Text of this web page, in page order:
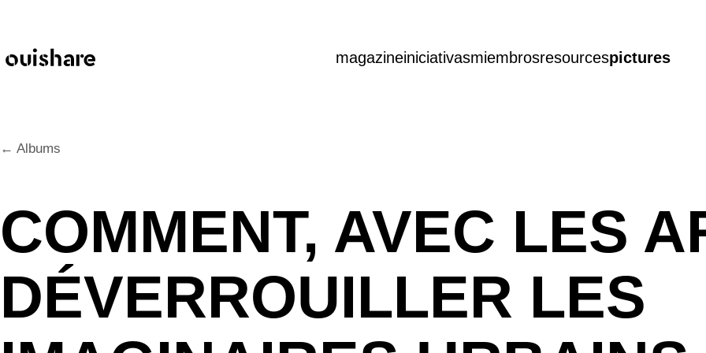
magazineiniciativasmiembrosresourcespictures
← Albums
COMMENT, AVEC LES
DÉVERROUILLER LES